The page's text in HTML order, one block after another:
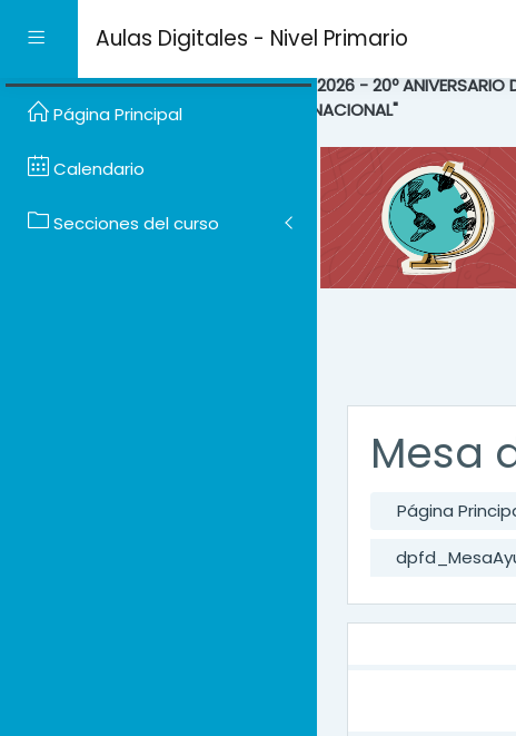
Panel lateralAulas Digitales - Nivel Primario
"2026 - 20º ANIVERSARIO
NACIONAL"
Mesa
Página
Página Principal
Calendario
Secciones del curso